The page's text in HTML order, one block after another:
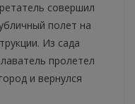
совершил
полет на
Из сада
пролетел
и вернулся